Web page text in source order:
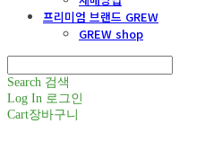
프리미엄 브랜드 GREW
GREW shop
Search 검색
Log In 로그인
Cart장바구니